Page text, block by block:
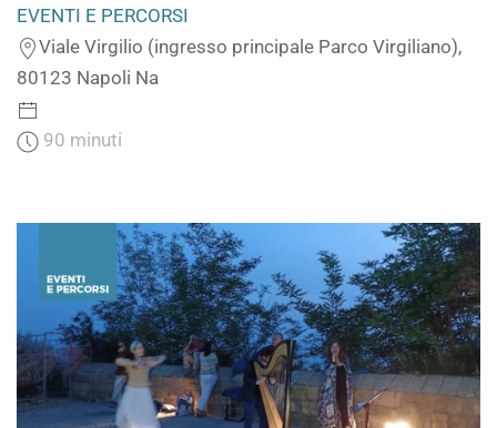
EVENTI E PERCORSI
Viale Virgilio (ingresso principale Parco Virgiliano),
80123 Napoli Na
90 minuti